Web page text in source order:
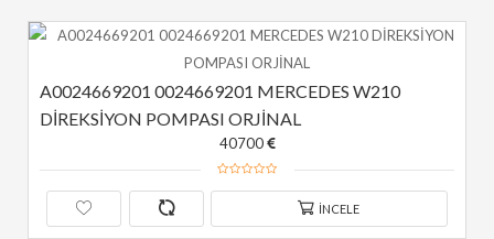
A0024669201 0024669201 MERCEDES W210
DİREKSİYON POMPASI ORJİNAL
40700
İNCELE